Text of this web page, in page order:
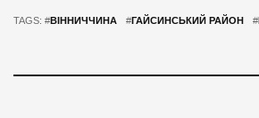
TAGS: #ВІННИЧЧИНА #ГАЙСИНСЬКИЙ РАЙОН #